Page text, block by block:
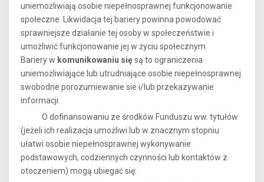
uniemożliwiają osobie niepełnosprawnej funkcjonowanie
społeczne. Likwidacja tej bariery powinna powodować
sprawniejsze działanie tej osoby w społeczeństwie i
umożliwić funkcjonowanie jej w życiu społecznym.
Bariery w komunikowaniu sięsą to ograniczenia
uniemożliwiające lub utrudniające osobie niepełnosprawnej
swobodne porozumiewanie sie i/lub przekazywanie
informacji.
O dofinansowaniu ze środków Funduszu ww. tytułów
(jeżeli ich realizacja umożliwi lub w znacznym stopniu
ułatwi osobie niepełnosprawnej wykonywanie
podstawowych, codziennych czynności lub kontaktów z
otoczeniem) mogą ubiegać się: